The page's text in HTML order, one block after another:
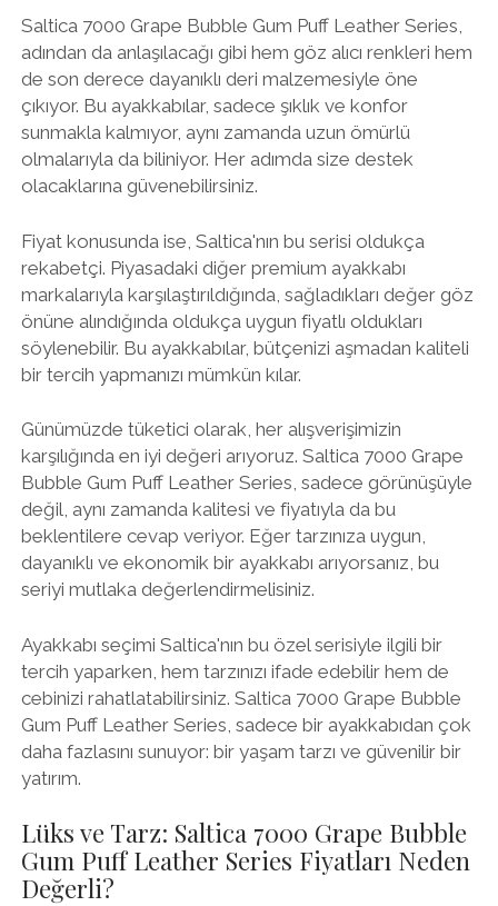
Saltica 7000 Grape Bubble Gum Puff Leather Series,
adından da anlaşılacağı gibi hem göz alıcı renkleri hem
de son derece dayanıklı deri malzemesiyle öne
çıkıyor. Bu ayakkabılar, sadece şıklık ve konfor
sunmakla kalmıyor, aynı zamanda uzun ömürlü
olmalarıyla da biliniyor. Her adımda size destek
olacaklarına güvenebilirsiniz.
Fiyat konusunda ise, Saltica'nın bu serisi oldukça
rekabetçi. Piyasadaki diğer premium ayakkabı
markalarıyla karşılaştırıldığında, sağladıkları değer göz
önüne alındığında oldukça uygun fiyatlı oldukları
söylenebilir. Bu ayakkabılar, bütçenizi aşmadan kaliteli
bir tercih yapmanızı mümkün kılar.
Günümüzde tüketici olarak, her alışverişimizin
karşılığında en iyi değeri arıyoruz. Saltica 7000 Grape
Bubble Gum Puff Leather Series, sadece görünüşüyle
değil, aynı zamanda kalitesi ve fiyatıyla da bu
beklentilere cevap veriyor. Eğer tarzınıza uygun,
dayanıklı ve ekonomik bir ayakkabı arıyorsanız, bu
seriyi mutlaka değerlendirmelisiniz.
Ayakkabı seçimi Saltica'nın bu özel serisiyle ilgili bir
tercih yaparken, hem tarzınızı ifade edebilir hem de
cebinizi rahatlatabilirsiniz. Saltica 7000 Grape Bubble
Gum Puff Leather Series, sadece bir ayakkabıdan çok
daha fazlasını sunuyor: bir yaşam tarzı ve güvenilir bir
yatırım.
Lüks ve Tarz: Saltica 7000 Grape Bubble
Gum Puff Leather Series Fiyatları Neden
Değerli?